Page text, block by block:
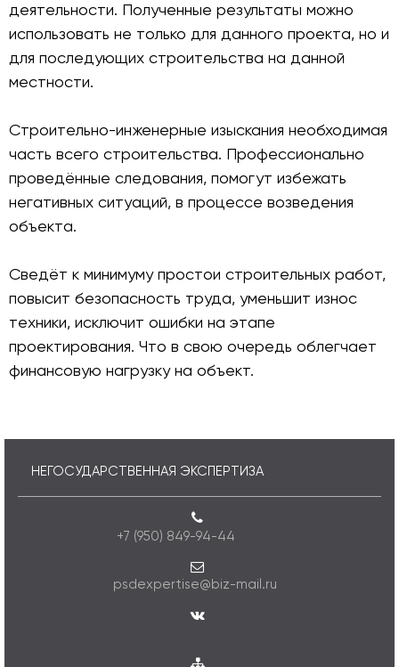
деятельности. Полученные результаты можно
использовать не только для данного проекта, но и
для последующих строительства на данной
местности.
Строительно-инженерные изыскания необходимая
часть всего строительства. Профессионально
проведённые следования, помогут избежать
негативных ситуаций, в процессе возведения
объекта.
Сведёт к минимуму простои строительных работ,
повысит безопасность труда, уменьшит износ
техники, исключит ошибки на этапе
проектирования. Что в свою очередь облегчает
финансовую нагрузку на объект.
НЕГОСУДАРСТВЕННАЯ ЭКСПЕРТИЗА
+7 (950) 849-94-44
psdexpertise@biz-mail.ru